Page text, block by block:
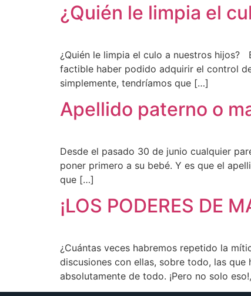
¿Quién le limpia el
¿Quién le limpia el culo a nuestros hijos?
factible haber podido adquirir el control
simplemente, tendríamos que […]
Apellido paterno o
Desde el pasado 30 de junio cualquier
poner primero a su bebé. Y es que el
que […]
¡LOS PODERES DE
¿Cuántas veces habremos repetido la
discusiones con ellas, sobre todo, las
absolutamente de todo. ¡Pero no solo